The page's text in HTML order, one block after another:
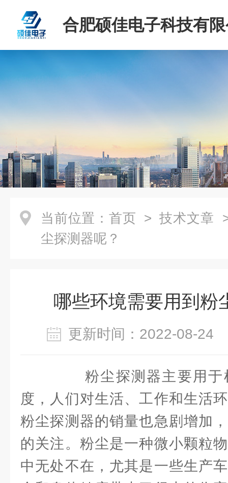
合肥硕佳电子科技有
当前位置： 首页 > 技术文章
尘探测器呢？
哪些环境需要用到粉
更新时间：2022-08-
粉尘探测器主要用于
度，人们对生活、工作和生活
粉尘探测器的销量也急剧增加
的关注。粉尘是一种微小颗粒
中无处不在，尤其是一些生产